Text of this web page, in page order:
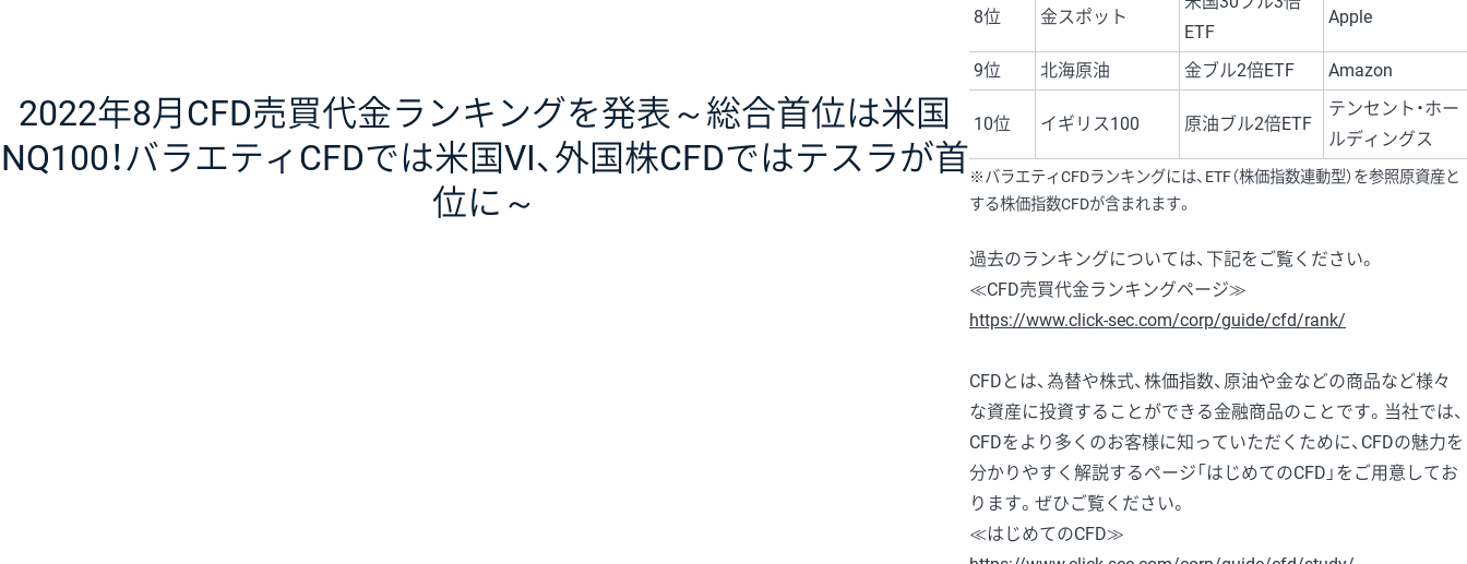
2022年8月CFD売買代金ランキングを発表～総合首位は米国
NQ100！バラエティCFDでは米国VI、外国株CFDではテスラが首
位に～
8位 金スポット
ETF
Apple
9位 北海原油 金ブル2倍ETF Amazon
10位 イギリス100 原油ブル2倍ETF
テンセント・ホー
ルディングス
※バラエティCFDランキングには、ETF（株価指数連動型）を参照原資産と
する株価指数CFDが含まれます。
過去のランキングについては、下記をご覧ください。
≪CFD売買代金ランキングページ≫
https://www.click-sec.com/corp/guide/cfd/rank/
CFDとは、為替や株式、株価指数、原油や金などの商品など様々
な資産に投資することができる金融商品のことです。当社では、
CFDをより多くのお客様に知っていただくために、CFDの魅力を
分かりやすく解説するページ「はじめてのCFD」をご用意してお
ります。ぜひご覧ください。
≪はじめてのCFD≫